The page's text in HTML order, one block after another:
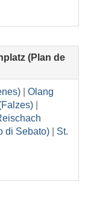
(Plan de
Olang
di Sebato)
St.